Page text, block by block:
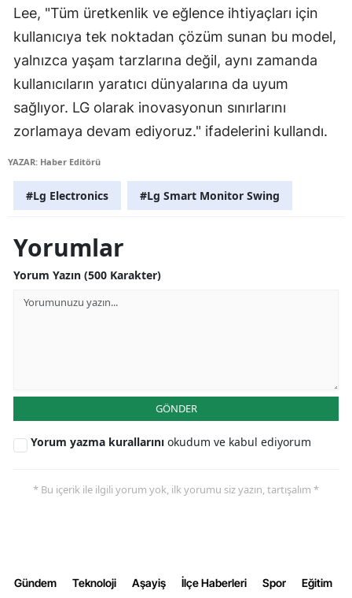
Osmaniye
Lee, "Tüm üretkenlik ve eğlence ihtiyaçları için
kullanıcıya tek noktadan çözüm sunan bu model,
yalnızca yaşam tarzlarına değil, aynı zamanda
kullanıcıların yaratıcı dünyalarına da uyum
sağlıyor. LG olarak inovasyonun sınırlarını
zorlamaya devam ediyoruz." ifadelerini kullandı.
YAZAR: Haber Editörü
#Lg Electronics #Lg Smart Monitor Swing
Yorumlar
Yorum Yazın (500 Karakter)
GÖNDER
Yorum yazma kurallarını okudum ve kabul ediyorum
* Bu içerik ile ilgili yorum yok, ilk yorumu siz yazın, tartışalım *
Gündem Teknoloji Aşayiş İlçe Haberleri Spor Eğitim